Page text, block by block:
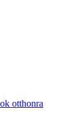
otthonra